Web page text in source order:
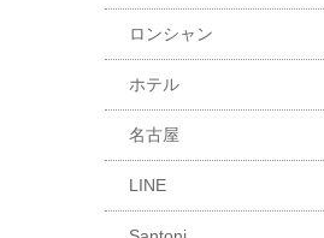
ロンシャン
ホテル
名古屋
LINE